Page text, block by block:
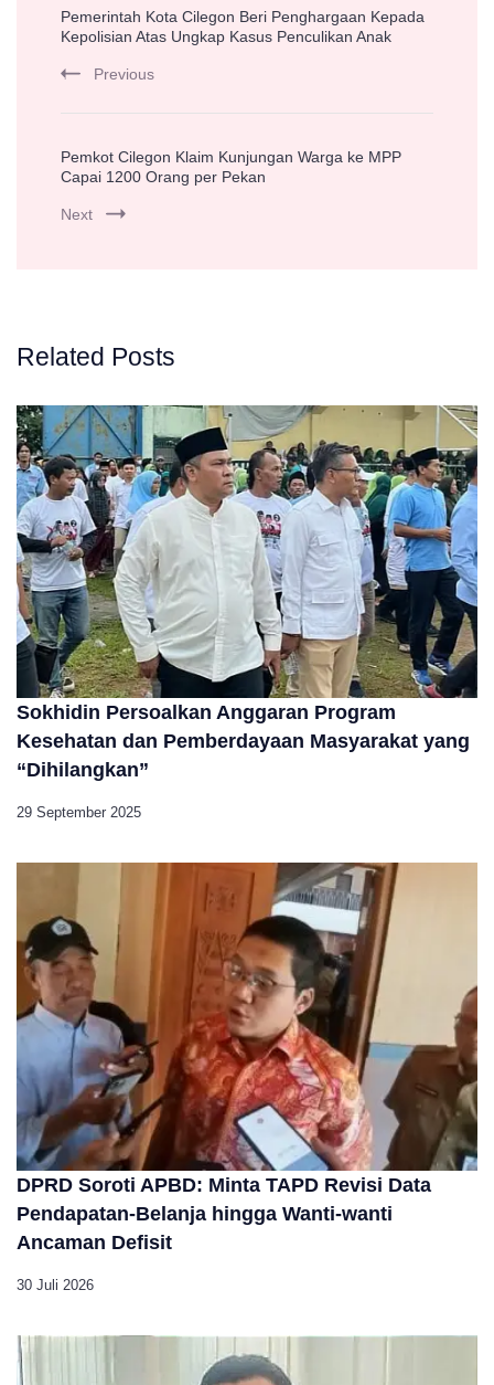
Navigation
Pemerintah Kota Cilegon Beri Penghargaan Kepada
Kepolisian Atas Ungkap Kasus Penculikan Anak
Previous
Pemkot Cilegon Klaim Kunjungan Warga ke MPP
Capai 1200 Orang per Pekan
Next
Related Posts
Sokhidin Persoalkan Anggaran Program
Kesehatan dan Pemberdayaan Masyarakat yang
“Dihilangkan”
29 September 2025
DPRD Soroti APBD: Minta TAPD Revisi Data
Pendapatan-Belanja hingga Wanti-wanti
Ancaman Defisit
30 Juli 2026